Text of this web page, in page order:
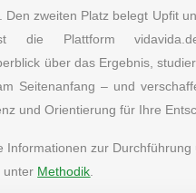
. Den zweiten Platz belegt Upfit
die Plattform
über das Ergebnis,
Seitenanfang – und
und Orientierung für Ihre
Informationen zur Durchführung
unter Methodik.